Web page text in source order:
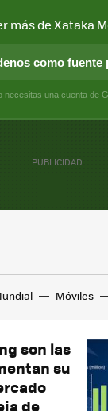
Y SOCIEDAD
Móviles
son las
su
de
más de Xataka
como fuente
necesitas una cuenta de